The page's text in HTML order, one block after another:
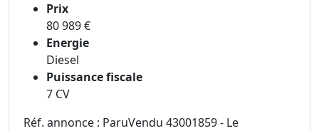
Prix
80 989 €
Energie
Diesel
Puissance fiscale
7 CV
Réf. annonce : ParuVendu 43001859 - Le